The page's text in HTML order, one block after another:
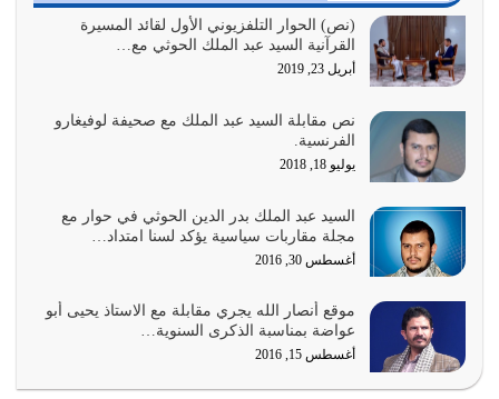
السبب الرئيسي لشقاء الأمة الابتعاد عن كتاب الله والتعدي
لحدود الله بالإضافات للدين
أغسطس 1, 2026
أبرز أسباب الشقاء هو الإعراض عن ذكر الله وعن هدى الله
المتمثل في القرآن الكريم
يوليو 31, 2026
أولياء الشيطان كلما كانوا أكثر ولاءً وطاعة للشيطان كلما كانوا
أكثر ضعفاً
يوليو 30, 2026
وعد الله تعالى من يُقتل في سبيله بالحياة الأبدية والرزق
والاستبشار والنجاة والخلود في…
يوليو 29, 2026
(نص) الحوار التلفزيوني الأول لقائد المسيرة
القرآنية السيد عبد الملك الحوثي مع…
أبريل 23, 2019
نص مقابلة السيد عبد الملك مع صحيفة لوفيغارو
الفرنسية.
يوليو 18, 2018
السيد عبد الملك بدر الدين الحوثي في حوار مع
مجلة مقاربات سياسية يؤكد لسنا امتداد…
أغسطس 30, 2016
موقع أنصار الله يجري مقابلة مع الاستاذ يحيى أبو
عواضة بمناسبة الذكرى السنوية…
أغسطس 15, 2016